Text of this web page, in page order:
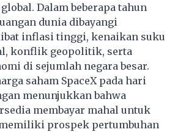
Dalam beberapa tahun
dunia dibayangi
inflasi tinggi, kenaikan suku
konflik geopolitik, serta
di sejumlah negara besar.
saham SpaceX pada hari
menunjukkan bahwa
membayar mahal untuk
prospek pertumbuhan